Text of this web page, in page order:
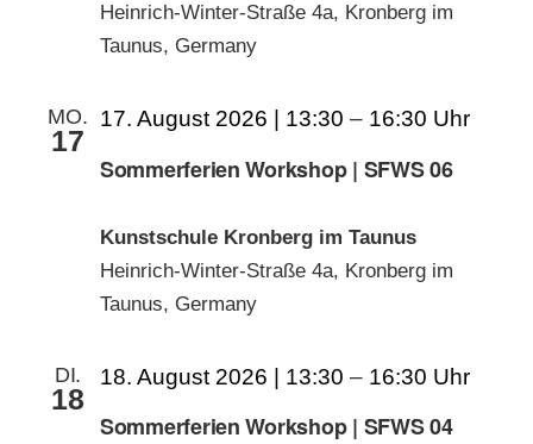
Heinrich-Winter-Straße 4a, Kronberg im
Taunus, Germany
MO.
17
Sommerferien Workshop | SFWS 06
17. August 2026 | 13:30 – 16:30
Kunstschule Kronberg im Taunus
Heinrich-Winter-Straße 4a, Kronberg im
Taunus, Germany
DI.
18
Sommerferien Workshop | SFWS 04
18. August 2026 | 13:30 – 16:30